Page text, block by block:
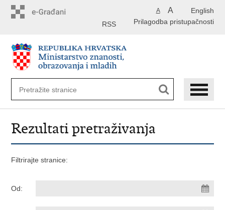
English
A A
Prilagodba pristupačnosti
RSS
Rezultati pretraživanja
Filtrirajte stranice:
Od: